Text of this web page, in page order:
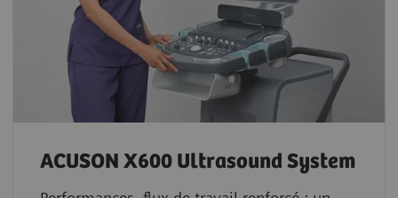
ACUSON X600 Ultrasound System